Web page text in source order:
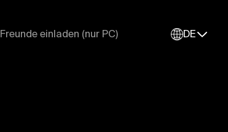
Freunde einladen (nur PC) DE